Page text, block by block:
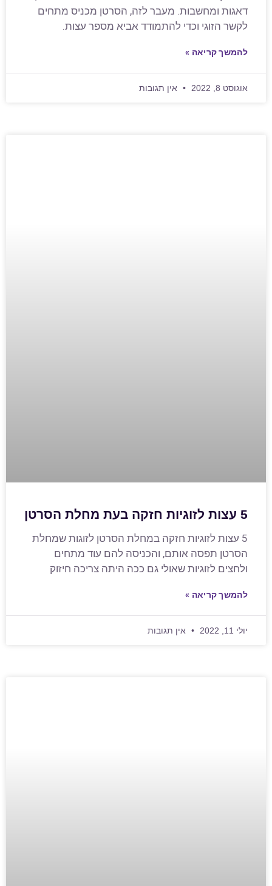
דאגות ומחשבות. מעבר לזה, הסרטן מכניס מתחים
לקשר הזוגי וכדי להתמודד אביא מספר עצות.
להמשך קריאה »
אוגוסט 8, 2022 אין תגובות
5 עצות לזוגיות חזקה בעת מחלת הסרטן
5 עצות לזוגיות חזקה במחלת הסרטן לזוגות שמחלת
הסרטן תפסה אותם, והכניסה להם עוד מתחים
ולחצים לזוגיות שאולי גם ככה היתה צריכה חיזוק
להמשך קריאה »
יולי 11, 2022 אין תגובות